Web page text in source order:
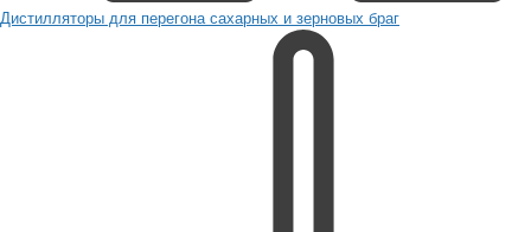
Дистилляторы для перегона сахарных и зерновых браг